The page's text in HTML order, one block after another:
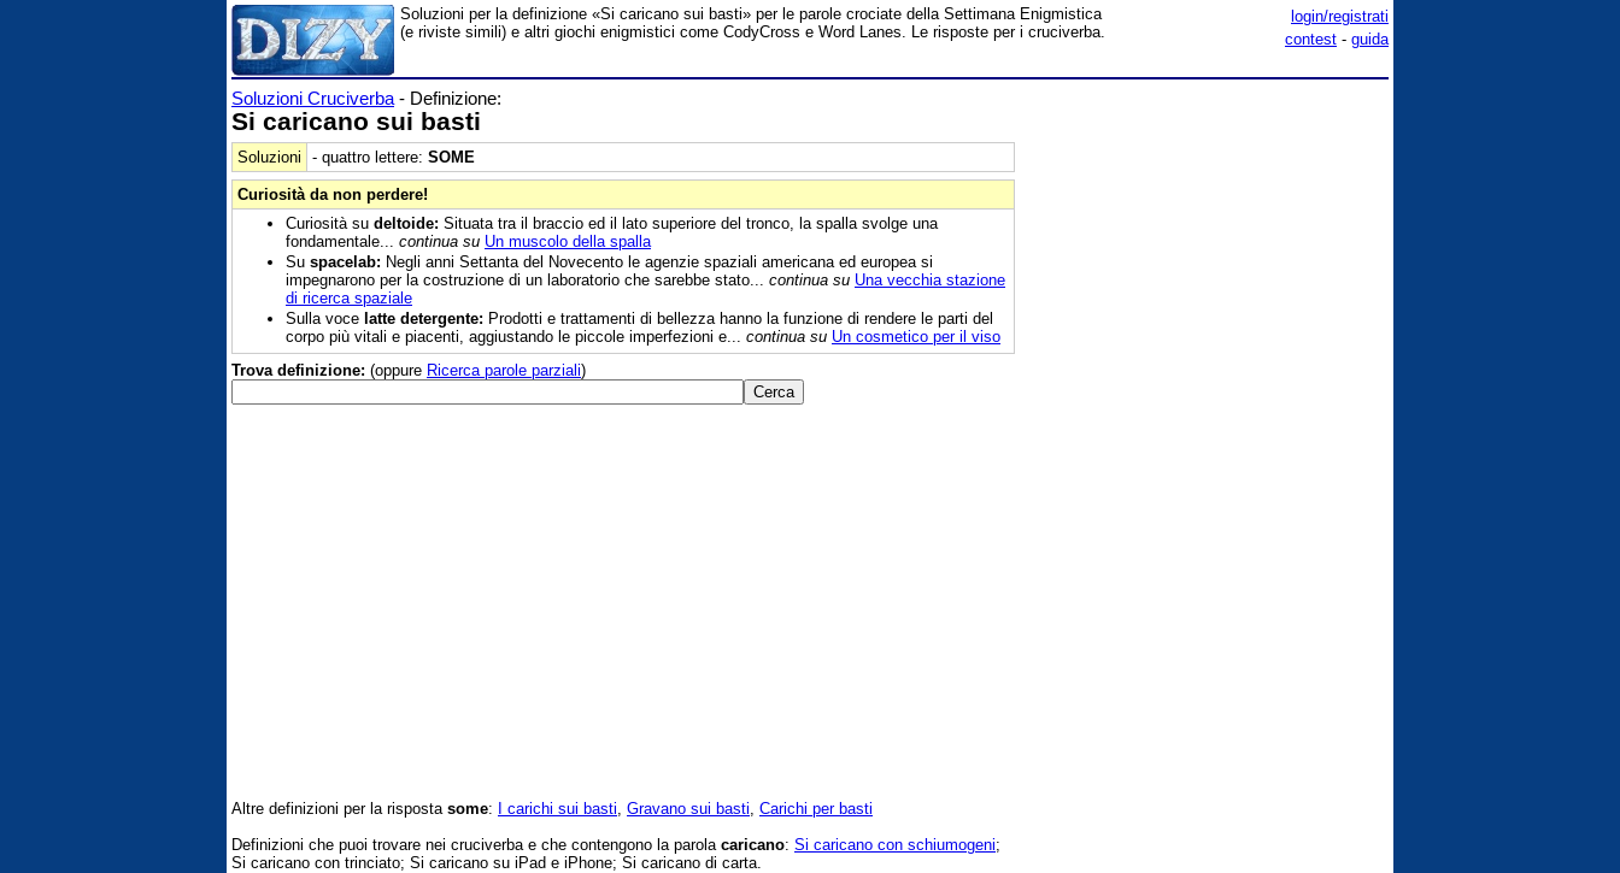
login/registrati
contest - guida
Soluzioni per la definizione «Si caricano sui basti» per le parole crociate della Settimana Enigmistica
(e riviste simili) e altri giochi enigmistici come CodyCross e Word Lanes. Le risposte per i cruciverba.
Soluzioni Cruciverba - Definizione:
Si caricano sui basti
Soluzioni - quattro lettere: SOME
Curiosità da non perdere!
Curiosità su deltoide: Situata tra il braccio ed il lato superiore del tronco, la spalla svolge una
fondamentale... continua su Un muscolo della spalla
Su spacelab: Negli anni Settanta del Novecento le agenzie spaziali americana ed europea si
impegnarono per la costruzione di un laboratorio che sarebbe stato... continua su Una vecchia stazione
di ricerca spaziale
Sulla voce latte detergente: Prodotti e trattamenti di bellezza hanno la funzione di rendere le parti del
corpo più vitali e piacenti, aggiustando le piccole imperfezioni e... continua su Un cosmetico per il viso
Trova definizione: (oppure Ricerca parole parziali)
Altre definizioni per la risposta some: I carichi sui basti Gravano sui basti Carichi per basti
Definizioni che puoi trovare nei cruciverba e che contengono la parola caricano: Si caricano con schiumogeni;
Si caricano con trinciato; Si caricano su iPad e iPhone; Si caricano di carta.